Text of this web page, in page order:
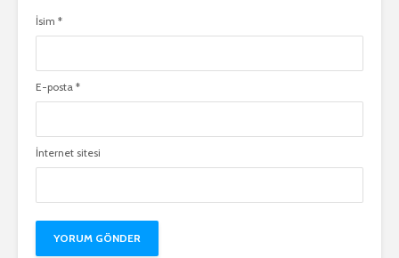
İsim *
E-posta *
İnternet sitesi